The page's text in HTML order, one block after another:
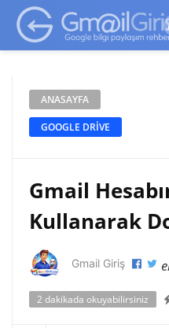
google-site-
ANASAYFA
GOOGLE DRIVE
Gmail
Kullanarak
Gmail Giriş
2 dakikada okuyabilirsiniz